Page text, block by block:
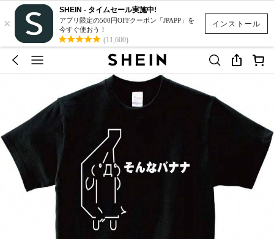
インストール
×
SHEIN - タイムセール実施中!
アプリ限定の500円OFFクーポン「JPAPP」を
今すぐ使おう！
(11,600)